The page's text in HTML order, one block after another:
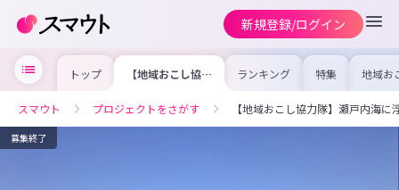
新規登録/ログイン
トップ 【地域おこし協力
隊】瀬戸内海に浮
豊かな自然の中
で、地域を一緒に
盛り上げません
ランキング 特集 地域お
の求
を集め
事内容
を比較
合った
スマウト プロジェクトをさがす 【地域おこし協力隊】瀬戸内海
募集終了